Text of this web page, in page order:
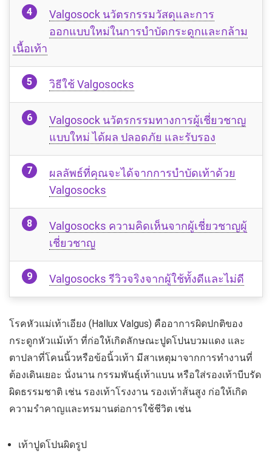
Valgosock นวัตรกรรมวัสดุและการ
ออกแบบใหม่ในการบำบัดกระดูกและกล้าม
เนื้อเท้า
วิธีใช้ Valgosocks
Valgosock นวัตรกรรมทางการผู้เชี่ยวชาญ
แบบใหม่ ได้ผล ปลอดภัย และรับรอง
ผลลัพธ์ที่คุณจะได้จากการบำบัดเท้าด้วย
Valgosocks
Valgosocks ความคิดเห็นจากผู้เชี่ยวชาญผู้
เชี่ยวชาญ
Valgosocks รีวิวจริงจากผู้ใช้ทั้งดีและไม่ดี
โรคหัวแม่เท้าเอียง (Hallux Valgus) คืออาการผิดปกติของ
กระดูกหัวแม้เท้า ที่ก่อให้เกิดลักษณะปูดโปนบวมแดง และ
ตาปลาที่โคนนิ้วหรือข้อนิ้วเท้า มีสาเหตุมาจากการทำงานที่
ต้องเดินเยอะ นั่งนาน กรรมพันธุ์เท้าแบน หรือใส่รองเท้าบีบรัด
ผิดธรรมชาติ เช่น รองเท้าโรงงาน รองเท้าส้นสูง ก่อให้เกิด
ความรำคาญและทรมานต่อการใช้ชีวิต เช่น
เท้าปูดโปนผิดรูป